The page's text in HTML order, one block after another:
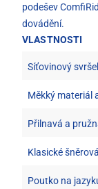
podešev
dovádění.
VLASTNOSTI
Síťovinový
Měkký materiál
Přilnavá a
Klasické
Poutko na